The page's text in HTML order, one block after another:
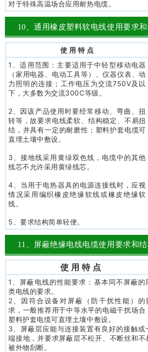
对于特殊高温场合应用耐热电缆。
10、通用橡皮塑料软电线使用要求
使 用 特 点
1、适用范围：主要适用于中轻型移动电器
（家用电器、电动工具等）、仪器仪表、动
力照明的连接；工作电压为交流750V及以
下，大多数为交流300C等级。
2、因该产品使用时要经常移动、弯曲、扭
转等，故要求电线柔软、结构稳定、不易扭
结，并具有一定的耐磨性；塑料护套电缆可
直埋土壤中敷设。
3、接地线采用黄绿双色线，电缆中的其他
线芯不允许采用黄绿线芯。
4、当用于电热器具的电源连接线时，应视
情况采用编织橡皮绝缘软线或橡皮绝缘软
线。
5、要求结构简单轻便。
11、屏蔽绝缘电线电缆使用要求和
使 用 特 点
1、屏蔽电线的性能要求：基本同不屏蔽的
类电线的要求。
2、因符合设备对屏蔽（防干扰性能）的
求，一般推荐用于中等水平的电磁干扰场合
塑料护套电缆可直埋土壤中敷设。
3、屏蔽层应能与连接装置有良好的接触或
端接地，并要求屏蔽层不松开、不断丝和不
被外物刮断。